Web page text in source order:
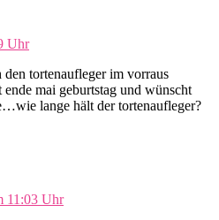
Uhr
tortenaufleger im vorraus
ende mai geburtstag und wünscht
lange hält der tortenaufleger?
11:03 Uhr